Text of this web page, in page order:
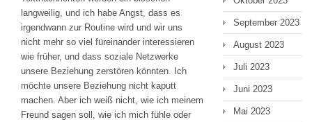
langweilig, und ich habe Angst, dass es
irgendwann zur Routine wird und wir uns
nicht mehr so viel füreinander interessieren
wie früher, und dass soziale Netzwerke
unsere Beziehung zerstören könnten. Ich
möchte unsere Beziehung nicht kaputt
machen. Aber ich weiß nicht, wie ich meinem
Freund sagen soll, wie ich mich fühle oder
September 2023
August 2023
Juli 2023
Juni 2023
Mai 2023